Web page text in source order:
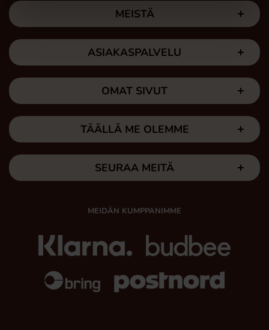
MEISTÄ
ASIAKASPALVELU
OMAT SIVUT
TÄÄLLÄ ME OLEMME
SEURAA MEITÄ
MEIDÄN KUMPPANIMME